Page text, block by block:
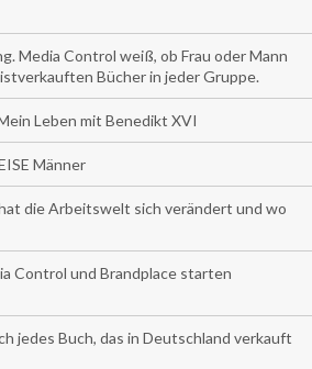
Media Control weiß, ob Frau oder Mann
Bücher in jeder Gruppe.
Leben mit Benedikt XVI
Männer
die Arbeitswelt sich verändert und wo
Control und Brandplace starten
jedes Buch, das in Deutschland verkauft